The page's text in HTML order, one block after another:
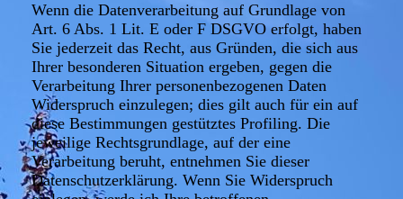
Wenn die Datenverarbeitung auf Grundlage von
Art. 6 Abs. 1 Lit. E oder F DSGVO erfolgt, haben
Sie jederzeit das Recht, aus Gründen, die sich aus
Ihrer besonderen Situation ergeben, gegen die
Verarbeitung Ihrer personenbezogenen Daten
Widerspruch einzulegen; dies gilt auch für ein auf
diese Bestimmungen gestütztes Profiling. Die
jeweilige Rechtsgrundlage, auf der eine
Verarbeitung beruht, entnehmen Sie dieser
Datenschutzerklärung. Wenn Sie Widerspruch